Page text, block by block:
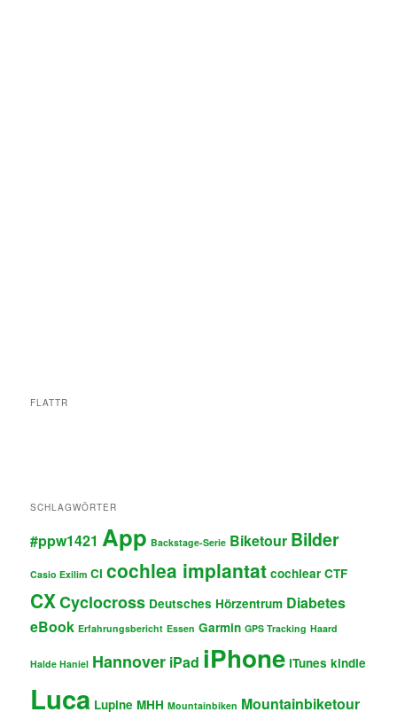
FLATTR
SCHLAGWÖRTER
#ppw1421 App Backstage-Serie Biketour Bilder
Casio Exilim CI cochlea implantat cochlear CTF
CXCyclocross Deutsches Hörzentrum Diabetes
eBook Erfahrungsbericht Essen Garmin GPS Tracking Haard
Halde Haniel Hannover iPad iPhone iTunes kindle
Luca Lupine MHH Mountainbiken Mountainbiketour